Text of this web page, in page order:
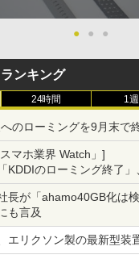
● ● ●
ンキング
24時間 1
のローミングを9月末で
マホ業界 Watch」]
KDDIのローミング終了」
イルの課題
長が「ahamo40GB化は
も言及
エリクソン製の最新型装